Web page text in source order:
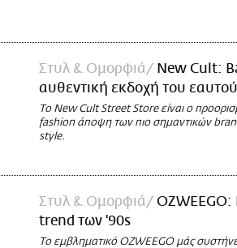
Στυλ & Ομορφιά
New Cult:
αυθεντική εκδοχή του
Το New Cult Street Store είναι ο
fashion άποψη των πιο σημαντικών
style.
Στυλ & Ομορφιά
trend των '90s
Το εμβληματικό OZWEEGO μάς